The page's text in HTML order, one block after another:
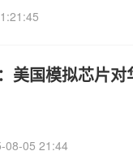
美国模拟芯片
08-05 21:44